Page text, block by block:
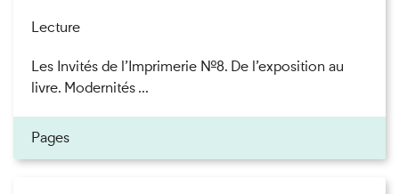
Lecture
Les Invités de l’Imprimerie n°8. De l’exposition au
livre. Modernités ...
Pages